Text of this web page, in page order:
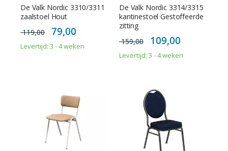
De Valk Nordic 3310/3311
zaalstoel Hout
119,00
Special
Price
79,00
Levertijd: 3 - 4 weken
De Valk Nordic 3314/3315
kantinestoel Gestoffeerde
zitting
159,00
Special
Price
109,00
Levertijd: 3 - 4 weken